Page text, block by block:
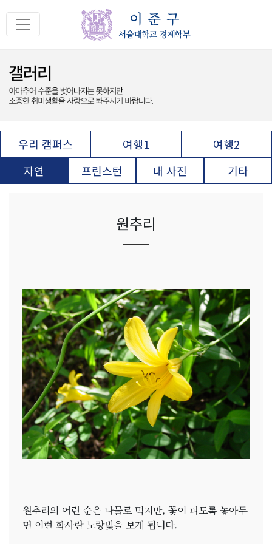
우리 캠퍼스 여행1
여행2
자연
프린스턴 내 사진 기타
원추리
원추리의 어린 순은 나물로 먹지만, 꽃이 피도록 놓아두
면 이런 화사란 노랑빛을 보게 됩니다.